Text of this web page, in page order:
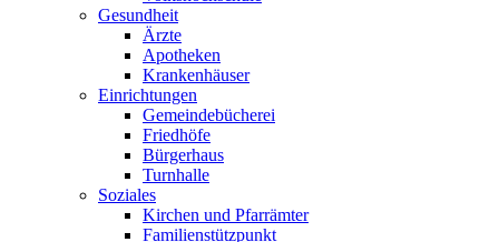
Gesundheit
Ärzte
Apotheken
Krankenhäuser
Einrichtungen
Gemeindebücherei
Friedhöfe
Bürgerhaus
Turnhalle
Soziales
Kirchen und Pfarrämter
Familienstützpunkt